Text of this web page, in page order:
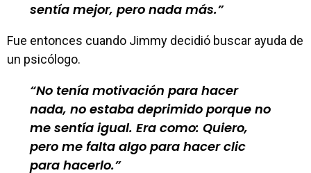
sentía mejor, pero nada más.
Fue entonces cuando Jimmy decidió buscar ayuda de
un psicólogo.
No tenía motivación para hacer
nada, no estaba deprimido porque no
me sentía igual. Era como: Quiero,
pero me falta algo para hacer clic
para hacerlo.